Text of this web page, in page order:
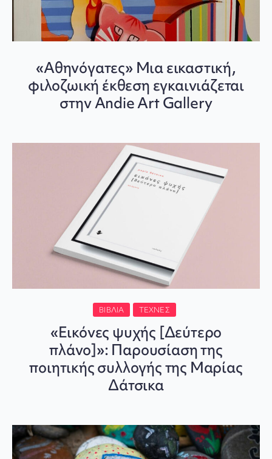
«Αθηνόγατες» Μια εικαστική,
φιλοζωική έκθεση εγκαινιάζεται
στην Andie Art Gallery
ΒΙΒΛΊΑ ΤΈΧΝΕΣ
«Εικόνες ψυχής [Δεύτερο
πλάνο]»: Παρουσίαση της
ποιητικής συλλογής της Μαρίας
Δάτσικα